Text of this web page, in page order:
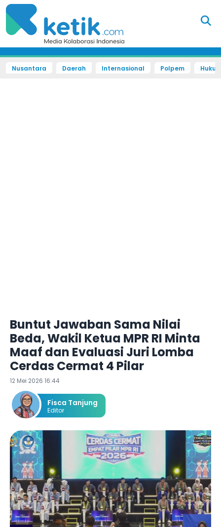
Nusantara Daerah Internasional Polpem
Buntut Jawaban Sama Nilai
Beda, Wakil Ketua MPR RI Minta
Maaf dan Evaluasi Juri Lomba
Cerdas Cermat 4 Pilar
12 Mei 2026 16:44
Fisca Tanjung
Editor